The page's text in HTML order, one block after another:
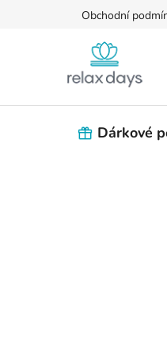
Obchodní
Dárkové